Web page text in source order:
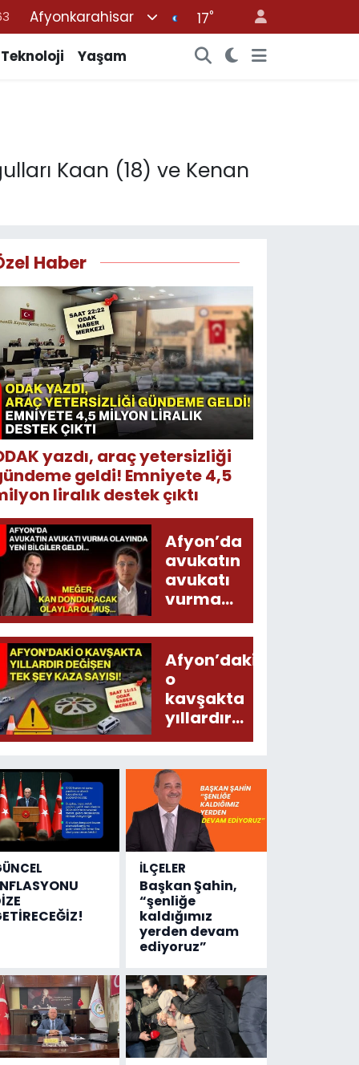
Afyonkarahisar 17°
Teknoloji Yaşam
Kaan (18) ve Kenan
Haber
yazdı, araç yetersizliği
geldi! Emniyete 4,5
liralık destek çıktı
Afyon’da
avukatın
avukatı
vurma
olayında
yeni bilgiler
geldi...
Meğer, kan
donduracak
olaylar
olmuş...
Afyon’daki
o
kavşakta
yıllardır
değişen
kaza
sayısı!
İLÇELER
Başkan Şahin,
“şenliğe
kaldığımız
yerden devam
ediyoruz”